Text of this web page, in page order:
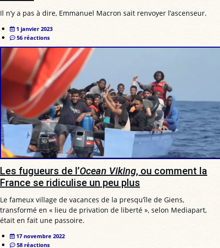
Il n’y a pas à dire, Emmanuel Macron sait renvoyer l’ascenseur.
1 janvier 2023
56 réactions
Les fugueurs de l’Ocean Viking, ou comment la
France se ridiculise un peu plus
Le fameux village de vacances de la presqu’île de Giens,
transformé en « lieu de privation de liberté », selon Mediapart,
était en fait une passoire.
17 novembre 2022
58 réactions